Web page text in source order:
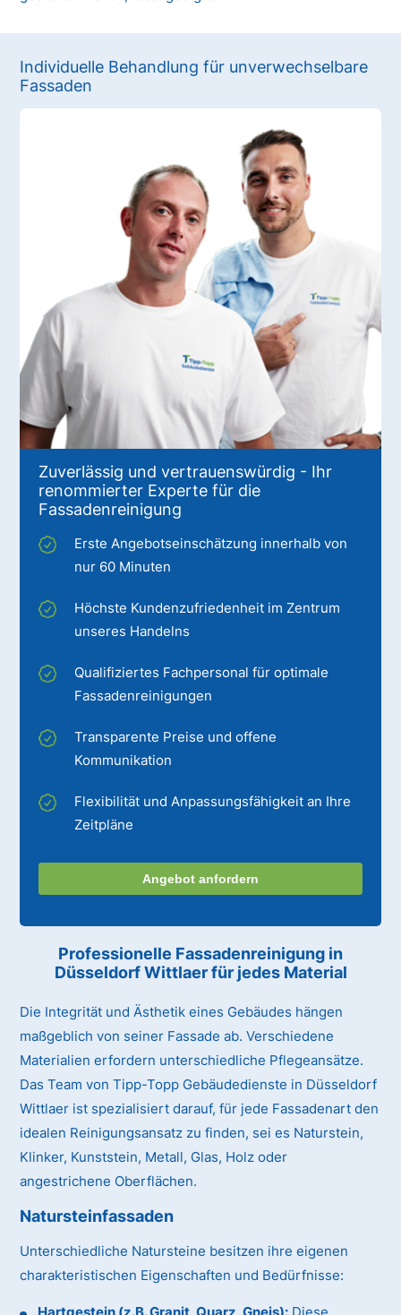
Individuelle Behandlung für unverwechselbare
Fassaden
Zuverlässig und vertrauenswürdig - Ihr
renommierter Experte für die
Fassadenreinigung
Erste Angebotseinschätzung innerhalb von
nur 60 Minuten
Höchste Kundenzufriedenheit im Zentrum
unseres Handelns
Qualifiziertes Fachpersonal für optimale
Fassadenreinigungen
Transparente Preise und offene
Kommunikation
Flexibilität und Anpassungsfähigkeit an Ihre
Zeitpläne
Angebot anfordern
Professionelle Fassadenreinigung in
Düsseldorf Wittlaer für jedes Material
Die Integrität und Ästhetik eines Gebäudes hängen
maßgeblich von seiner Fassade ab. Verschiedene
Materialien erfordern unterschiedliche Pflegeansätze.
Das Team von Tipp-Topp Gebäudedienste in Düsseldorf
Wittlaer ist spezialisiert darauf, für jede Fassadenart den
idealen Reinigungsansatz zu finden, sei es Naturstein,
Klinker, Kunststein, Metall, Glas, Holz oder
angestrichene Oberflächen.
Natursteinfassaden
Unterschiedliche Natursteine besitzen ihre eigenen
charakteristischen Eigenschaften und Bedürfnisse: